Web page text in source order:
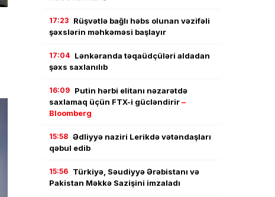
17:23 Rüşvətlə bağlı həbs olunan vəzifəli
şəxslərin məhkəməsi başlayır
17:04 Lənkəranda təqaüdçüləri aldadan
şəxs saxlanılıb
16:09 Putin hərbi elitanı nəzarətdə
saxlamaq üçün FTX-i gücləndirir–
Bloomberg
15:58 Ədliyyə naziri Lerikdə vətəndaşları
qəbul edib
15:56 Türkiyə, Səudiyyə Ərəbistanı və
Pakistan Məkkə Sazişini imzaladı